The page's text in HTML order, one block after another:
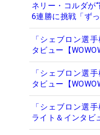
ネリー・コルダ
6連勝に挑戦「ず
「シェブロン選
タビュー【
「シェブロン選
タビュー【
「シェブロン選
ライト＆インタビ